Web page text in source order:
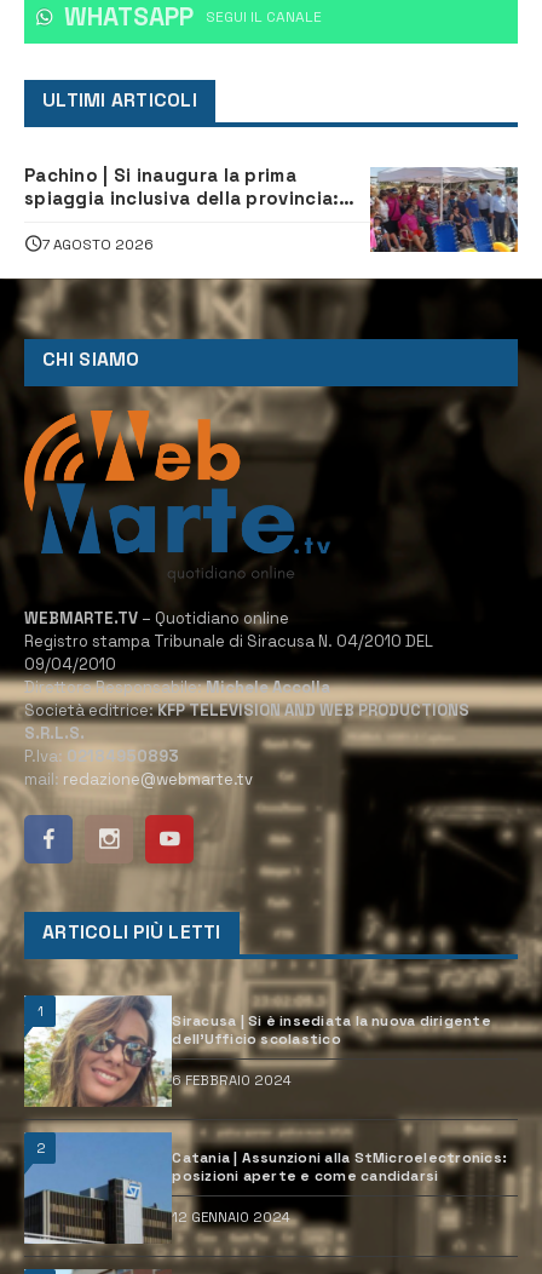
WHATSAPP ‎SEGUI IL CANALE
ULTIMI ARTICOLI
Pachino | Si inaugura la prima
spiaggia inclusiva della provincia:
tutti
7 AGOSTO 2026
CHI SIAMO
WEBMARTE.TV – Quotidiano online
Registro stampa Tribunale di Siracusa N. 04/2010 DEL
09/04/2010
Direttore Responsabile:Michele Accolla
Società editrice:KFP TELEVISION AND WEB PRODUCTIONS
S.R.L.S.
P.Iva: 02184950893
mail: redazione@webmarte.tv
ARTICOLI PIÙ LETTI
1
Siracusa | Si è insediata la nuova dirigente
dell’Ufficio scolastico
6 FEBBRAIO 2024
2
Catania | Assunzioni alla StMicroelectronics:
posizioni aperte e come candidarsi
12 GENNAIO 2024